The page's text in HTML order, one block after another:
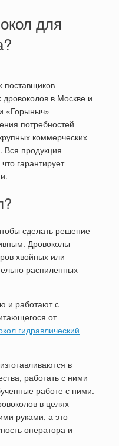
для
дровоколов в Москве и
«Горыныч»
потребностей
коммерческих
Вся продукция
гарантирует
сделать решение
Дровоколы
хвойных или
распиленных
и работают с
от
гидравлический
в
работать с ними
работе с ними.
в целях
руками, а это
оператора и